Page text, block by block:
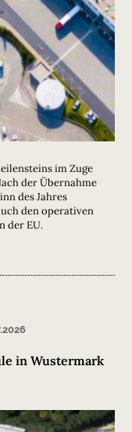
im Zuge
der Übernahme
des Jahres
den operativen
der EU.
in Wustermark